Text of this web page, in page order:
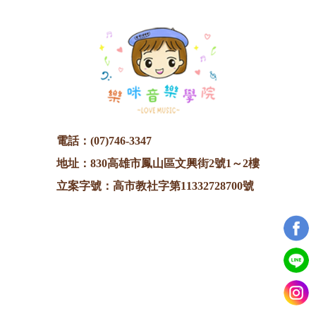
電話： (07)746-3347
地址：830高雄市鳳山區文興街2號1～2樓
立案字號：高市教社字第11332728700號